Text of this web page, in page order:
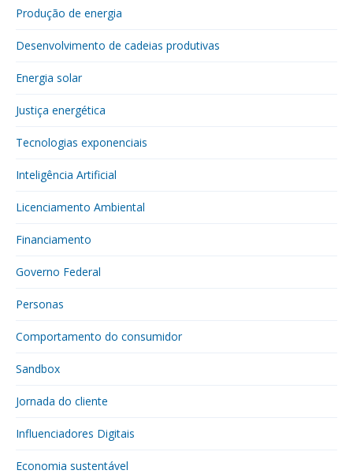
Produção de energia
Desenvolvimento de cadeias produtivas
Energia solar
Justiça energética
Tecnologias exponenciais
Inteligência Artificial
Licenciamento Ambiental
Financiamento
Governo Federal
Personas
Comportamento do consumidor
Sandbox
Jornada do cliente
Influenciadores Digitais
Economia sustentável